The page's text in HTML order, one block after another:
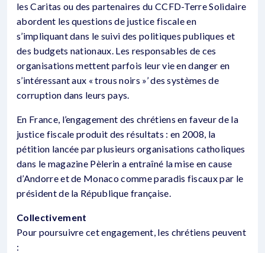
les Caritas ou des partenaires du CCFD-Terre Solidaire
abordent les questions de justice fiscale en
s’impliquant dans le suivi des politiques publiques et
des budgets nationaux. Les responsables de ces
organisations mettent parfois leur vie en danger en
s’intéressant aux « trous noirs »’ des systèmes de
corruption dans leurs pays.
En France, l’engagement des chrétiens en faveur de la
justice fiscale produit des résultats : en 2008, la
pétition lancée par plusieurs organisations catholiques
dans le magazine Pèlerin a entraîné la mise en cause
d’Andorre et de Monaco comme paradis fiscaux par le
président de la République française.
Collectivement
Pour poursuivre cet engagement, les chrétiens peuvent
: